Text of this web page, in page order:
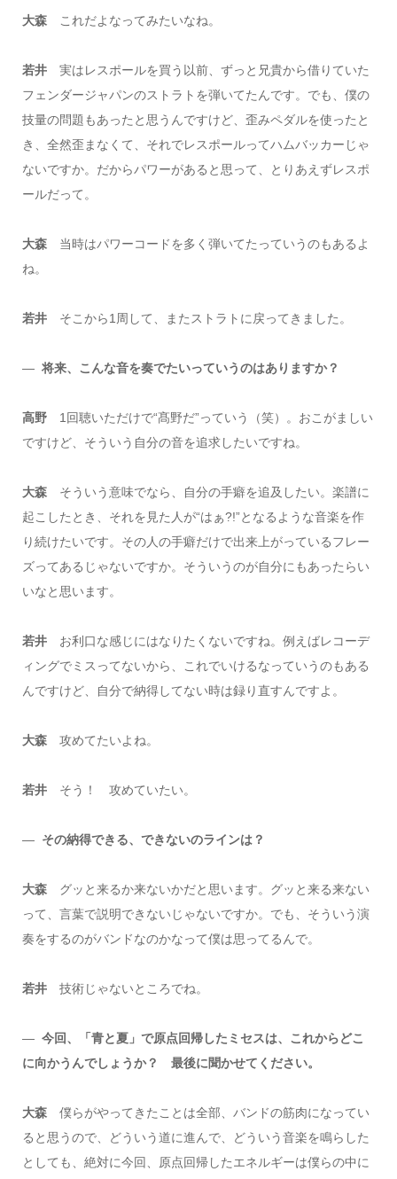
大森 これだよなってみたいなね。
若井 実はレスポールを買う以前、ずっと兄貴から借りていた
フェンダージャパンのストラトを弾いてたんです。でも、僕の
技量の問題もあったと思うんですけど、歪みペダルを使ったと
き、全然歪まなくて、それでレスポールってハムバッカーじゃ
ないですか。だからパワーがあると思って、とりあえずレスポ
ールだって。
大森 当時はパワーコードを多く弾いてたっていうのもあるよ
ね。
若井 そこから1周して、またストラトに戻ってきました。
― 将来、こんな音を奏でたいっていうのはありますか？
高野 1回聴いただけで“髙野だ”っていう（笑）。おこがましい
ですけど、そういう自分の音を追求したいですね。
大森 そういう意味でなら、自分の手癖を追及したい。楽譜に
起こしたとき、それを見た人が“はぁ?!”となるような音楽を作
り続けたいです。その人の手癖だけで出来上がっているフレー
ズってあるじゃないですか。そういうのが自分にもあったらい
いなと思います。
若井 お利口な感じにはなりたくないですね。例えばレコーデ
ィングでミスってないから、これでいけるなっていうのもある
んですけど、自分で納得してない時は録り直すんですよ。
大森 攻めてたいよね。
若井 そう！ 攻めていたい。
― その納得できる、できないのラインは？
大森 グッと来るか来ないかだと思います。グッと来る来ない
って、言葉で説明できないじゃないですか。でも、そういう演
奏をするのがバンドなのかなって僕は思ってるんで。
若井 技術じゃないところでね。
― 今回、「青と夏」で原点回帰したミセスは、これからどこ
に向かうんでしょうか？ 最後に聞かせてください。
大森 僕らがやってきたことは全部、バンドの筋肉になってい
ると思うので、どういう道に進んで、どういう音楽を鳴らした
としても、絶対に今回、原点回帰したエネルギーは僕らの中に